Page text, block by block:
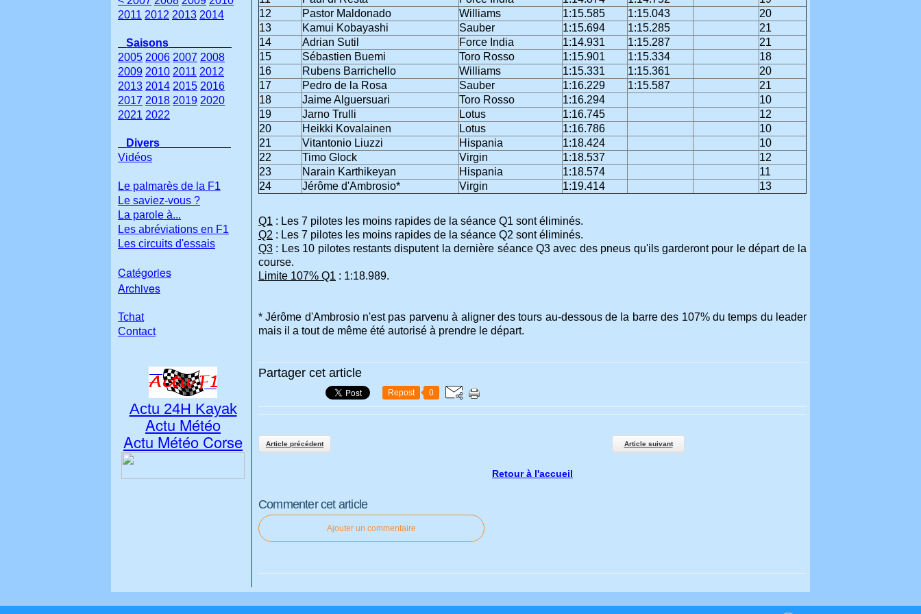
12
Pastor Maldonado Williams 1:15.585 1:15.043
20
13
Kamui Kobayashi Sauber 1:15.694 1:15.285
21
14
Adrian Sutil Force India 1:14.931 1:15.287
21
15
Sébastien Buemi Toro Rosso 1:15.901 1:15.334
18
16
Rubens Barrichello Williams 1:15.331 1:15.361
20
17
Pedro de la Rosa Sauber 1:16.229 1:15.587
21
18
Jaime Alguersuari Toro Rosso 1:16.294
10
19
Jarno Trulli Lotus 1:16.745
12
20
Heikki Kovalainen Lotus 1:16.786
10
21
Vitantonio Liuzzi Hispania 1:18.424
10
22
Timo Glock Virgin 1:18.537
12
23
Narain Karthikeyan Hispania 1:18.574
11
24
Jérôme d'Ambrosio* Virgin 1:19.414 13
Q1 : Les 7 pilotes les moins rapides de la séance Q1 sont éliminés.
Q2 : Les 7 pilotes les moins rapides de la séance Q2 sont éliminés.
Q3 : Les 10 pilotes restants disputent la dernière séance Q3 avec des pneus qu'ils garderont pour le départ de la
course.
Limite 107% Q1 : 1:18.989.
* Jérôme d'Ambrosio n'est pas parvenu à aligner des tours au-dessous de la barre des 107% du temps du leader
mais il a tout de même été autorisé à prendre le départ.
Partager cet article
Repost 0
Article précédent Article suivant
Retour à l'accueil
Commenter cet article
Ajouter un commentaire
2011 2012 2013 2014
Saisons
2005 2006 2007 2008
2009 2010 2011 2012
2013 2014 2015 2016
2017 2018 2019 2020
2021 2022
Divers
Vidéos
Le palmarès de la F1
Le saviez-vous ?
La parole à...
Les abréviations en F1
Les circuits d'essais
Catégories
Archives
Tchat
Contact
Actu 24H Kayak
Actu Météo
Actu Météo Corse